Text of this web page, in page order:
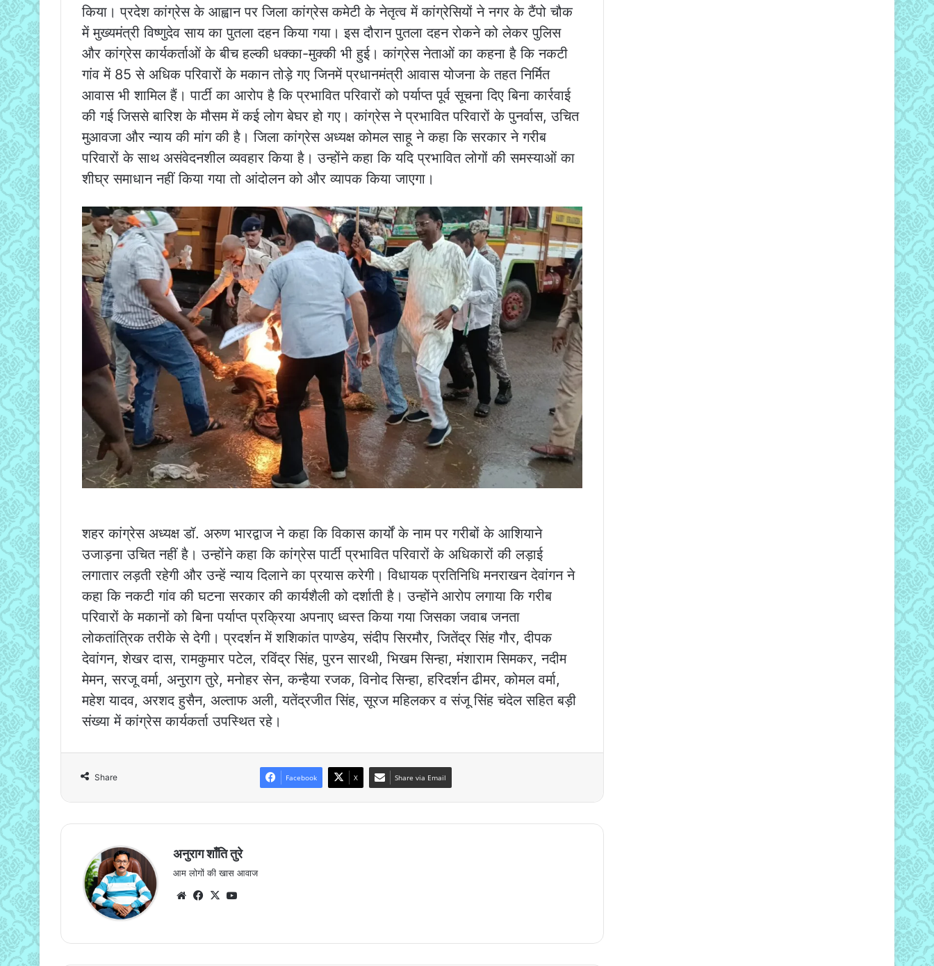
किया। प्रदेश कांग्रेस के आह्वान पर जिला कांग्रेस कमेटी के नेतृत्व में कांग्रेसियों ने नगर के टैंपो चौक
में मुख्यमंत्री विष्णुदेव साय का पुतला दहन किया गया। इस दौरान पुतला दहन रोकने को लेकर पुलिस
और कांग्रेस कार्यकर्ताओं के बीच हल्की धक्का-मुक्की भी हुई। कांग्रेस नेताओं का कहना है कि नकटी
गांव में 85 से अधिक परिवारों के मकान तोड़े गए जिनमें प्रधानमंत्री आवास योजना के तहत निर्मित
आवास भी शामिल हैं। पार्टी का आरोप है कि प्रभावित परिवारों को पर्याप्त पूर्व सूचना दिए बिना कार्रवाई
की गई जिससे बारिश के मौसम में कई लोग बेघर हो गए। कांग्रेस ने प्रभावित परिवारों के पुनर्वास, उचित
मुआवजा और न्याय की मांग की है। जिला कांग्रेस अध्यक्ष कोमल साहू ने कहा कि सरकार ने गरीब
परिवारों के साथ असंवेदनशील व्यवहार किया है। उन्होंने कहा कि यदि प्रभावित लोगों की समस्याओं का
शीघ्र समाधान नहीं किया गया तो आंदोलन को और व्यापक किया जाएगा।
शहर कांग्रेस अध्यक्ष डॉ. अरुण भारद्वाज ने कहा कि विकास कार्यों के नाम पर गरीबों के आशियाने
उजाड़ना उचित नहीं है। उन्होंने कहा कि कांग्रेस पार्टी प्रभावित परिवारों के अधिकारों की लड़ाई
लगातार लड़ती रहेगी और उन्हें न्याय दिलाने का प्रयास करेगी। विधायक प्रतिनिधि मनराखन देवांगन ने
कहा कि नकटी गांव की घटना सरकार की कार्यशैली को दर्शाती है। उन्होंने आरोप लगाया कि गरीब
परिवारों के मकानों को बिना पर्याप्त प्रक्रिया अपनाए ध्वस्त किया गया जिसका जवाब जनता
लोकतांत्रिक तरीके से देगी। प्रदर्शन में शशिकांत पाण्डेय, संदीप सिरमौर, जितेंद्र सिंह गौर, दीपक
देवांगन, शेखर दास, रामकुमार पटेल, रविंद्र सिंह, पुरन सारथी, भिखम सिन्हा, मंशाराम सिमकर, नदीम
मेमन, सरजू वर्मा, अनुराग तुरे, मनोहर सेन, कन्हैया रजक, विनोद सिन्हा, हरिदर्शन ढीमर, कोमल वर्मा,
महेश यादव, अरशद हुसैन, अल्ताफ अली, यतेंद्रजीत सिंह, सूरज महिलकर व संजू सिंह चंदेल सहित बड़ी
संख्या में कांग्रेस कार्यकर्ता उपस्थित रहे।
Share Facebook X Share via Email
अनुराग शाँति तुरे
आम लोगों की खास आवाज
WebsiteFacebook
X